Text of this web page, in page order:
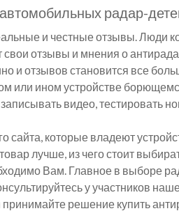
радар-
и честные отзывы. Люди
свои отзывы и мнения о
и отзывов становится все
или ином устройстве
видео, тестировать
сайта, которые владеют
лучше, из чего стоит
Вам. Главное в выборе
у участников
принимайте решение купить